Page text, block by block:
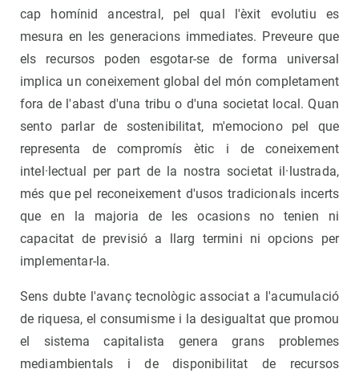
cap homínid ancestral, pel qual l'èxit evolutiu es
mesura en les generacions immediates. Preveure que
els recursos poden esgotar-se de forma universal
implica un coneixement global del món completament
fora de l'abast d'una tribu o d'una societat local. Quan
sento parlar de sostenibilitat, m'emociono pel que
representa de compromís ètic i de coneixement
intel·lectual per part de la nostra societat il·lustrada,
més que pel reconeixement d'usos tradicionals incerts
que en la majoria de les ocasions no tenien ni
capacitat de previsió a llarg termini ni opcions per
implementar-la.
Sens dubte l'avanç tecnològic associat a l'acumulació
de riquesa, el consumisme i la desigualtat que promou
el sistema capitalista genera grans problemes
mediambientals i de disponibilitat de recursos